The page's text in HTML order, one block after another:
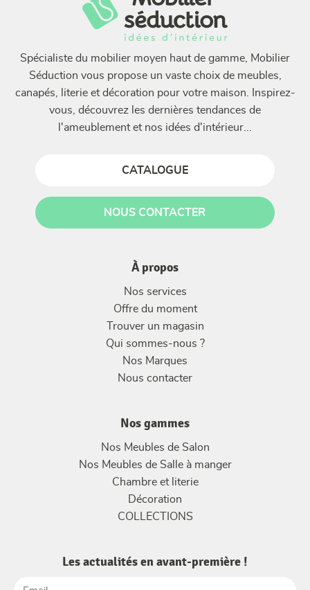
Spécialiste du mobilier moyen haut de gamme, Mobilier
Séduction vous propose un vaste choix de meubles,
canapés, literie et décoration pour votre maison. Inspirez-
vous, découvrez les dernières tendances de
l'ameublement et nos idées d'intérieur...
CATALOGUE
NOUS CONTACTER
À propos
Nos services
Offre du moment
Trouver un magasin
Qui sommes-nous ?
Nos Marques
Nous contacter
Nos gammes
Nos Meubles de Salon
Nos Meubles de Salle à manger
Chambre et literie
Décoration
COLLECTIONS
Les actualités en avant-première !